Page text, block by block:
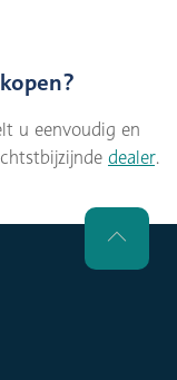
u eenvoudig en
dealer.